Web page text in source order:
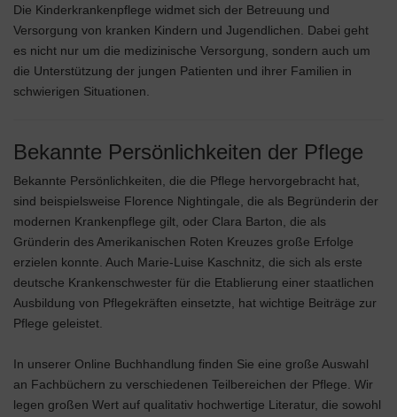
Die Kinderkrankenpflege widmet sich der Betreuung und
Versorgung von kranken Kindern und Jugendlichen. Dabei geht
es nicht nur um die medizinische Versorgung, sondern auch um
die Unterstützung der jungen Patienten und ihrer Familien in
schwierigen Situationen.
Bekannte Persönlichkeiten der Pflege
Bekannte Persönlichkeiten, die die Pflege hervorgebracht hat,
sind beispielsweise Florence Nightingale, die als Begründerin der
modernen Krankenpflege gilt, oder Clara Barton, die als
Gründerin des Amerikanischen Roten Kreuzes große Erfolge
erzielen konnte. Auch Marie-Luise Kaschnitz, die sich als erste
deutsche Krankenschwester für die Etablierung einer staatlichen
Ausbildung von Pflegekräften einsetzte, hat wichtige Beiträge zur
Pflege geleistet.
In unserer Online Buchhandlung finden Sie eine große Auswahl
an Fachbüchern zu verschiedenen Teilbereichen der Pflege. Wir
legen großen Wert auf qualitativ hochwertige Literatur, die sowohl